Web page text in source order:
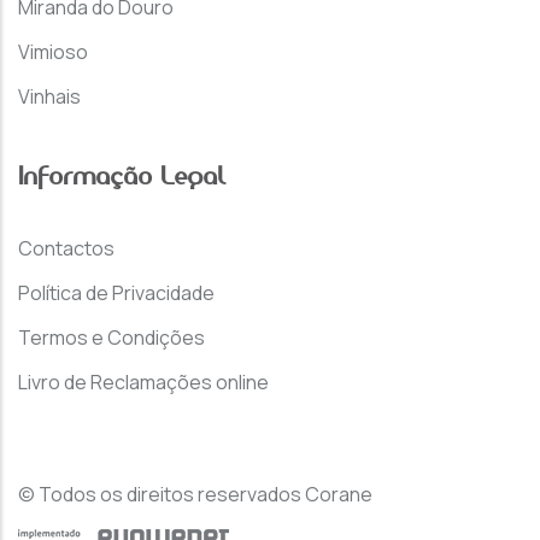
Miranda do Douro
Vimioso
Vinhais
Informação Legal
Contactos
Política de Privacidade
Termos e Condições
Livro de Reclamações online
© Todos os direitos reservados Corane